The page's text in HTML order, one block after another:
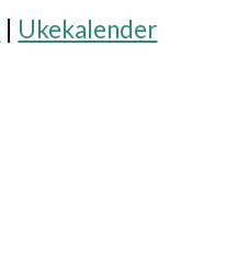
Ukekalender